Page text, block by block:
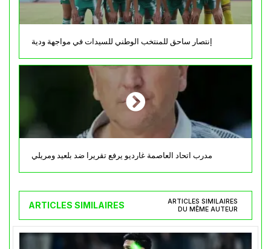
إنتصار ساحق للمنتخب الوطني للسيدات في مواجهة ودية
مدرب اتحاد العاصمة غارديو يرفع تقريرا ضد بلعيد ومريلي
ARTICLES SIMILAIRES
ARTICLES SIMILAIRES
DU MÊME AUTEUR